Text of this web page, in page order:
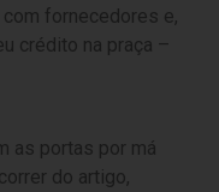
fornecedores e,
crédito na praça –
as portas por má
do artigo,